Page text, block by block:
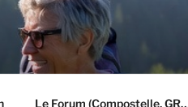
Le Forum (Compostelle,